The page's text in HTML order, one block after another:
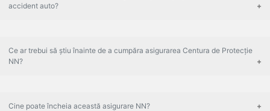
accident auto?
Ce ar trebui să știu înainte de a cumpăra asigurarea Centura de Protecție
NN?
Cine poate încheia această asigurare NN?